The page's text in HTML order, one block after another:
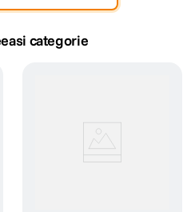
categorie